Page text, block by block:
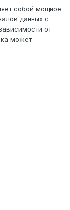
собой мощное
данных с
от
может